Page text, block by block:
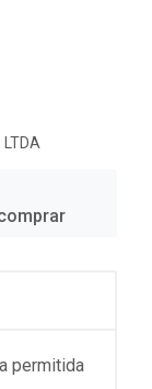
LTDA
permitida